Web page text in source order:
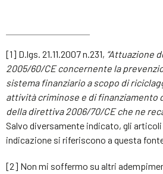
[1] D.lgs. 21.11.2007 n.231, “Attuazione
2005/60/CE concernente la
sistema finanziario a scopo di
attività criminose e di finanziamento
della direttiva 2006/70/CE che ne
Salvo diversamente indicato, gli
indicazione si riferiscono a questa
[2] Non mi soffermo su altri